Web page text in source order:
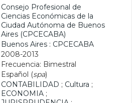
Consejo Profesional de
Ciencias Económicas de la
Ciudad Autónoma de Buenos
Aires (CPCECABA)
Buenos Aires : CPCECABA
2008-2013
Frecuencia: Bimestral
Español (spa)
CONTABILIDAD ; Cultura ;
ECONOMIA ;